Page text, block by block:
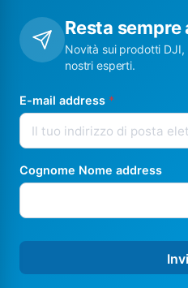
Resta
Novità sui prodotti
nostri esperti.
E-mail address *
Cognome Nome address